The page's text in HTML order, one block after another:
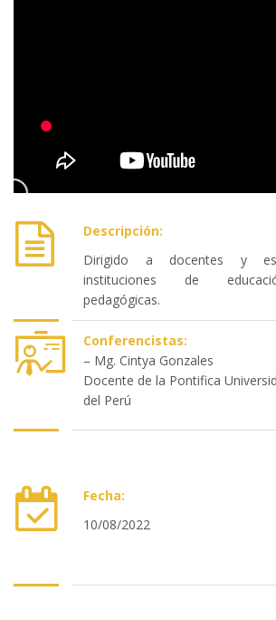
Descripción:
Dirigido a docentes y
instituciones de
pedagógicas.
Conferencistas:
– Mg. Cintya Gonzales
Docente de la Pontifica
del Perú
Fecha:
10/08/2022